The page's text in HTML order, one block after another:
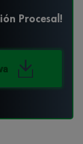
Procesal!